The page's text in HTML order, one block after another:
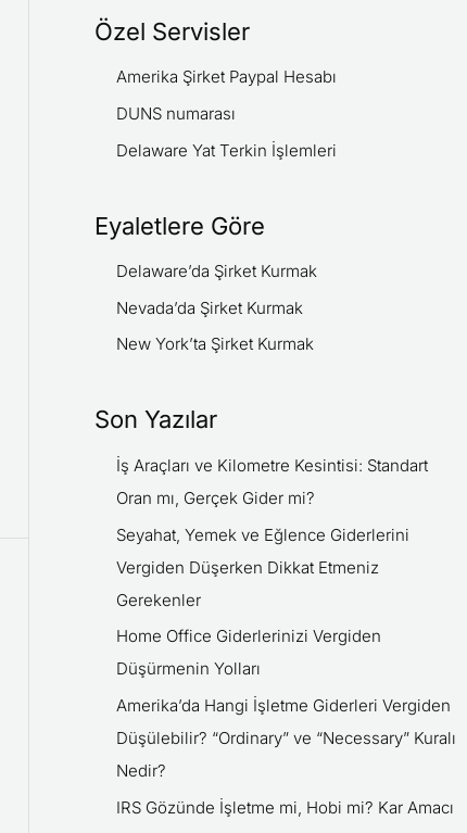
Özel Servisler
Amerika Şirket Paypal Hesabı
DUNS numarası
Delaware Yat Terkin İşlemleri
Eyaletlere Göre
Delaware’da Şirket Kurmak
Nevada’da Şirket Kurmak
New York’ta Şirket Kurmak
Son Yazılar
İş Araçları ve Kilometre Kesintisi: Standart
Oran mı, Gerçek Gider mi?
Seyahat, Yemek ve Eğlence Giderlerini
Vergiden Düşerken Dikkat Etmeniz
Gerekenler
Home Office Giderlerinizi Vergiden
Düşürmenin Yolları
Amerika’da Hangi İşletme Giderleri Vergiden
Düşülebilir? “Ordinary” ve “Necessary” Kuralı
Nedir?
IRS Gözünde İşletme mi, Hobi mi? Kar Amacı